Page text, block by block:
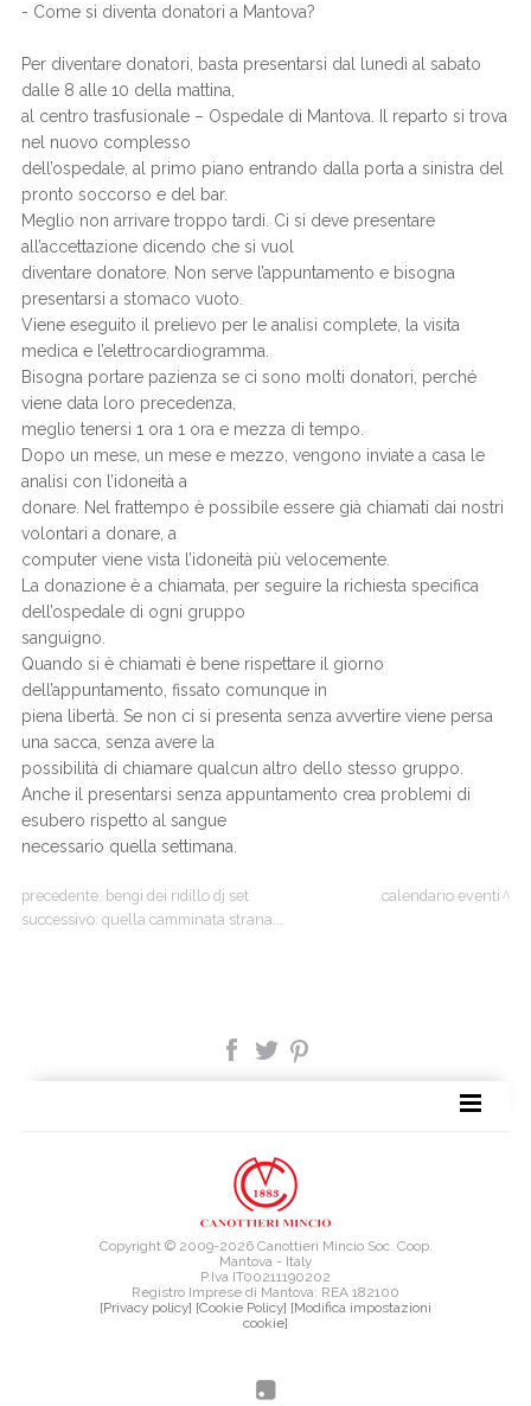
- Come si diventa donatori a Mantova?
Per diventare donatori, basta presentarsi dal lunedì al sabato
dalle 8 alle 10 della mattina,
al centro trasfusionale – Ospedale di Mantova. Il reparto si trova
nel nuovo complesso
dell’ospedale, al primo piano entrando dalla porta a sinistra del
pronto soccorso e del bar.
Meglio non arrivare troppo tardi. Ci si deve presentare
all’accettazione dicendo che si vuol
diventare donatore. Non serve l’appuntamento e bisogna
presentarsi a stomaco vuoto.
Viene eseguito il prelievo per le analisi complete, la visita
medica e l’elettrocardiogramma.
Bisogna portare pazienza se ci sono molti donatori, perché
viene data loro precedenza,
meglio tenersi 1 ora 1 ora e mezza di tempo.
Dopo un mese, un mese e mezzo, vengono inviate a casa le
analisi con l’idoneità a
donare. Nel frattempo è possibile essere già chiamati dai nostri
volontari a donare, a
computer viene vista l’idoneità più velocemente.
La donazione è a chiamata, per seguire la richiesta specifica
dell’ospedale di ogni gruppo
sanguigno.
Quando si è chiamati è bene rispettare il giorno
dell’appuntamento, fissato comunque in
piena libertà. Se non ci si presenta senza avvertire viene persa
una sacca, senza avere la
possibilità di chiamare qualcun altro dello stesso gruppo.
Anche il presentarsi senza appuntamento crea problemi di
esubero rispetto al sangue
necessario quella settimana.
precedente: bengi dei ridillo dj set
successivo: quella camminata strana...
calendario eventi
Copyright © 2009-2026 Canottieri Mincio Soc. Coop.
Mantova - Italy
P.Iva IT00211190202
Registro Imprese di Mantova: REA 182100
[Privacy policy] [Cookie Policy] [Modifica impostazioni
cookie]